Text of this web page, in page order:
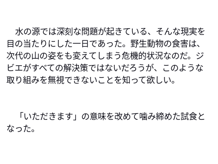
水の源では深刻な問題が起きている、そんな現実を
目の当たりにした一日であった。野生動物の食害は、
次代の山の姿をも変えてしまう危機的状況なのだ。ジ
ビエがすべての解決策ではないだろうが、このような
取り組みを無視できないことを知って欲しい。
「いただきます」の意味を改めて噛み締めた試食と
なった。